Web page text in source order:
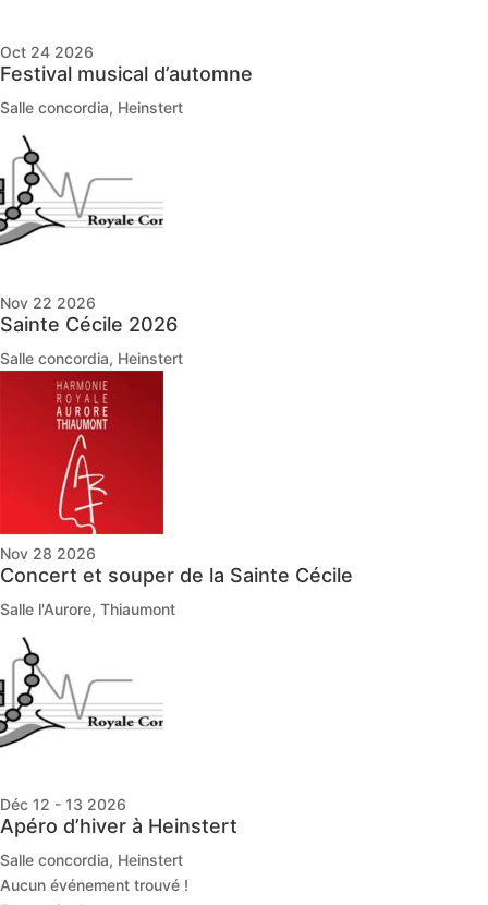
Oct 24 2026
Festival musical d’automne
Salle concordia, Heinstert
Nov 22 2026
Sainte Cécile 2026
Salle concordia, Heinstert
Nov 28 2026
Concert et souper de la Sainte Cécile
Salle l'Aurore, Thiaumont
Déc 12 - 13 2026
Apéro d’hiver à Heinstert
Salle concordia, Heinstert
Aucun événement trouvé !